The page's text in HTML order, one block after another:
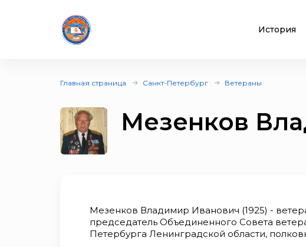
История
Главная страница Санкт-Петербург Ветераны
Мезенков
Мезенков Владимир Иванович (1925) -
председатель Объединенного Совета
Петербурга Ленинградской области,